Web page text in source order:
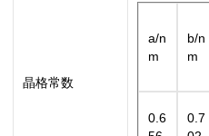
晶格常数
a/n
m
b/n
m
0.6
0.7